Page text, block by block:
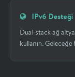
IPv6 Desteği
Dual-stack ağ
kullanın.